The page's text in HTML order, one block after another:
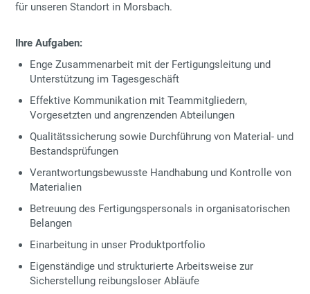
für unseren Standort in Morsbach.
Ihre Aufgaben:
Enge Zusammenarbeit mit der Fertigungsleitung und
Unterstützung im Tagesgeschäft
Effektive Kommunikation mit Teammitgliedern,
Vorgesetzten und angrenzenden Abteilungen
Qualitätssicherung sowie Durchführung von Material- und
Bestandsprüfungen
Verantwortungsbewusste Handhabung und Kontrolle von
Materialien
Betreuung des Fertigungspersonals in organisatorischen
Belangen
Einarbeitung in unser Produktportfolio
Eigenständige und strukturierte Arbeitsweise zur
Sicherstellung reibungsloser Abläufe